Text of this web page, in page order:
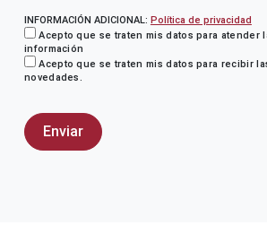
INFORMACIÓN ADICIONAL: Política de privacidad
Acepto que se traten mis datos para atender
información
Acepto que se traten mis datos para recibir
novedades.